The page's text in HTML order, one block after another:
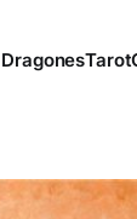
Tarot